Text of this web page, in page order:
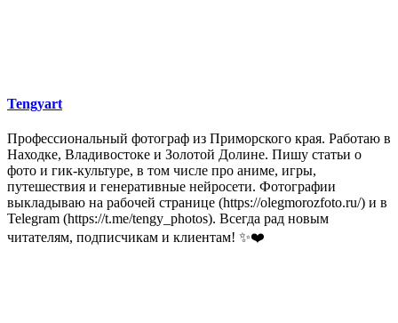
Tengyart
Профессиональный фотограф из Приморского края. Работаю в
Находке, Владивостоке и Золотой Долине. Пишу статьи о
фото и гик-культуре, в том числе про аниме, игры,
путешествия и генеративные нейросети. Фотографии
выкладываю на рабочей странице (https://olegmorozfoto.ru/) и в
Telegram (https://t.me/tengy_photos). Всегда рад новым
читателям, подписчикам и клиентам! ✨❤️